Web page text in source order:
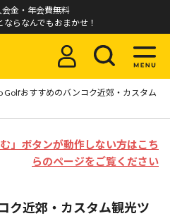
金・年会費無料
らなんでもおまかせ！
Golfおすすめのバンコク近郊・カスタム
」ボタンが動作しない方はこち
らのページをご覧ください
ク近郊・カスタム観光ツ